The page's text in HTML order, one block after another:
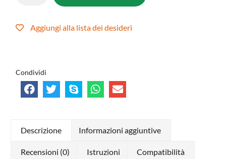
Aggiungi alla lista dei desideri
Condividi
Descrizione Informazioni aggiuntive
Recensioni (0) Istruzioni Compatibilità